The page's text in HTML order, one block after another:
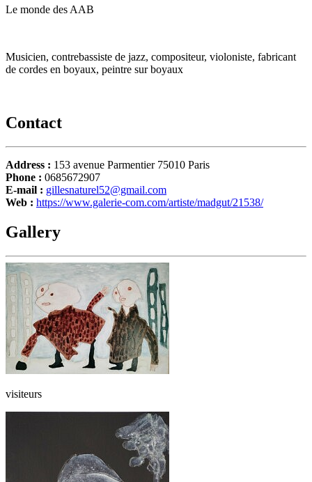
Le monde des AAB
Musicien, contrebassiste de jazz, compositeur, violoniste, fabricant
de cordes en boyaux, peintre sur boyaux
Contact
Address : 153 avenue Parmentier 75010 Paris
Phone : 0685672907
E-mail : gillesnaturel52@gmail.com
Web : https://www.galerie-com.com/artiste/madgut/21538/
Gallery
visiteurs